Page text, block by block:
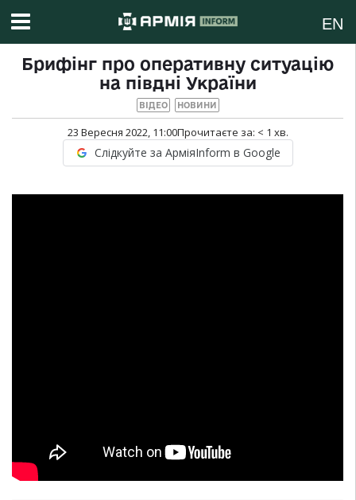
EN
Брифінг про оперативну ситуацію
на півдні України
ВІДЕО НОВИНИ
23 Вересня 2022, 11:00Прочитаєте за: < 1 хв.
Слідкуйте за АрміяInform в Google